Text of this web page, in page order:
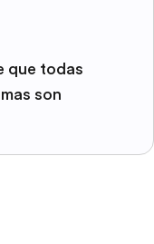
que todas
son